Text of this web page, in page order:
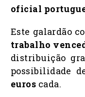
oficial
Este galardão
trabalho
distribuição
possibilidade
euros cada.